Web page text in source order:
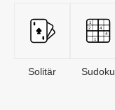
Solitär Sudoku